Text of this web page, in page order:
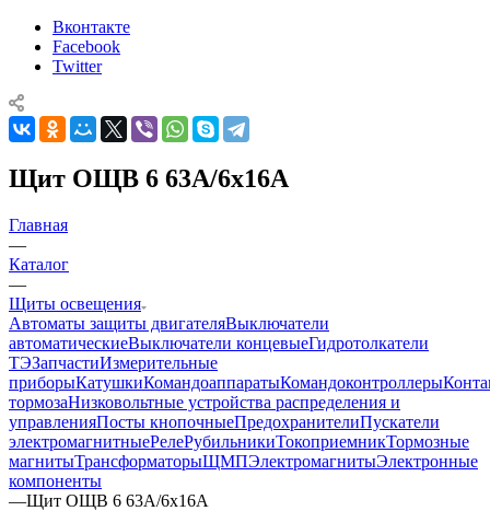
Вконтакте
Facebook
Twitter
Щит ОЩВ 6 63А/6х16А
Главная
—
Каталог
—
Щиты освещения
Автоматы защиты двигателяВыключатели
автоматическиеВыключатели концевыеГидротолкатели
ТЭЗапчастиИзмерительные
приборыКатушкиКомандоаппаратыКомандоконтроллеры
тормозаНизковольтные устройства распределения и
управленияПосты кнопочныеПредохранителиПускатели
электромагнитныеРелеРубильникиТокоприемникТормозные
магнитыТрансформаторыЩМПЭлектромагнитыЭлектронные
компоненты
—Щит ОЩВ 6 63А/6х16А